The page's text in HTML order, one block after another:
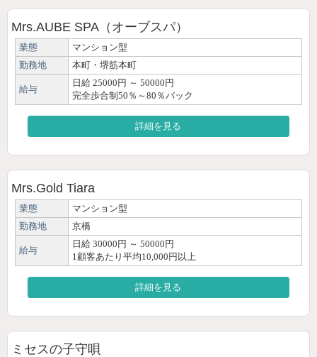
Mrs.AUBE SPA（オーブスパ）
業態
マンション型
勤務地
本町・堺筋本町
給与
日給 25000円 ～ 50000円
完全歩合制50％～80％バック
詳細を見る
Mrs.Gold Tiara
業態
マンション型
勤務地
京橋
給与
日給 30000円 ～ 50000円
1顧客あたり平均10,000円以上
詳細を見る
ミセスの子守唄